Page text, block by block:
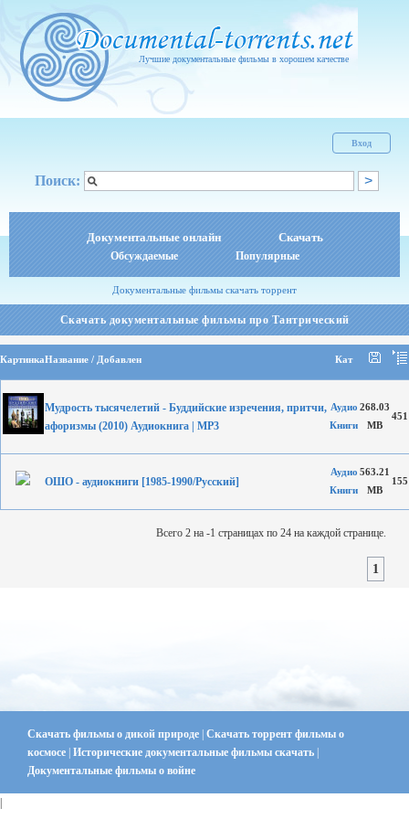
Лучшие документальные фильмы в хорошем качестве
Вход
Поиск:
Документальные онлайн Скачать
Обсуждаемые Популярные
Документальные фильмы скачать торрент
Скачать документальные фильмы про Тантрический
КартинкаНазвание / Добавлен Кат
Мудрость тысячелетий - Буддийские изречения, притчи,
афоризмы (2010) Аудиокнига | MP3
Аудио
Книги
268.03
MB
451
ОШО - аудиокниги [1985-1990/Русский]
Аудио
Книги
563.21
MB
155
Всего 2 на -1 страницах по 24 на каждой странице.
1
Скачать фильмы о дикой природе Скачать торрент фильмы о
космосе Исторические документальные фильмы скачать
Документальные фильмы о войне